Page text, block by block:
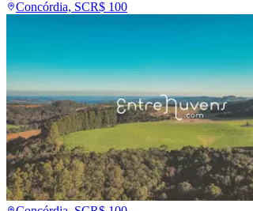
Concórdia, SCR$ 100